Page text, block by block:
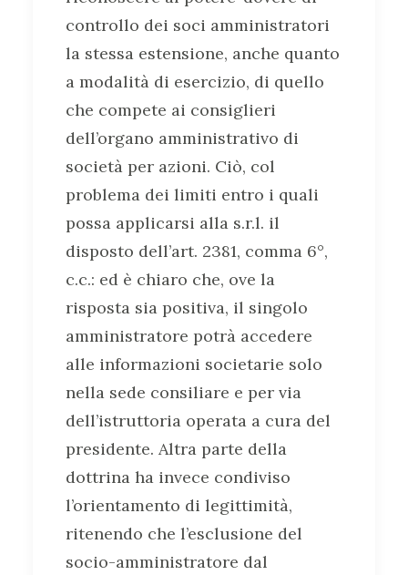
controllo dei soci amministratori
la stessa estensione, anche quanto
a modalità di esercizio, di quello
che compete ai consiglieri
dell’organo amministrativo di
società per azioni. Ciò, col
problema dei limiti entro i quali
possa applicarsi alla s.r.l. il
disposto dell’art. 2381, comma 6°,
c.c.: ed è chiaro che, ove la
risposta sia positiva, il singolo
amministratore potrà accedere
alle informazioni societarie solo
nella sede consiliare e per via
dell’istruttoria operata a cura del
presidente. Altra parte della
dottrina ha invece condiviso
l’orientamento di legittimità,
ritenendo che l’esclusione del
socio-amministratore dal